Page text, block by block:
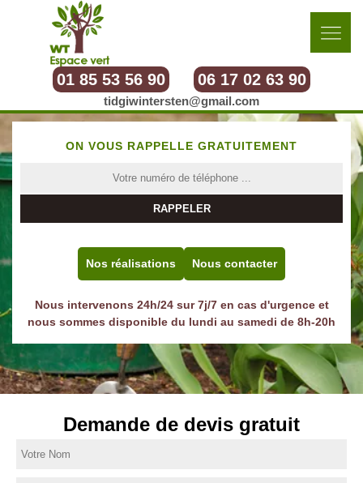
01 85 53 56 90 06 17 02 63 90
tidgiwintersten@gmail.com
ON VOUS RAPPELLE GRATUITEMENT
Nos réalisations Nous contacter
Nous intervenons 24h/24 sur 7j/7 en cas d'urgence et
nous sommes disponible du lundi au samedi de 8h-20h
Demande de devis gratuit